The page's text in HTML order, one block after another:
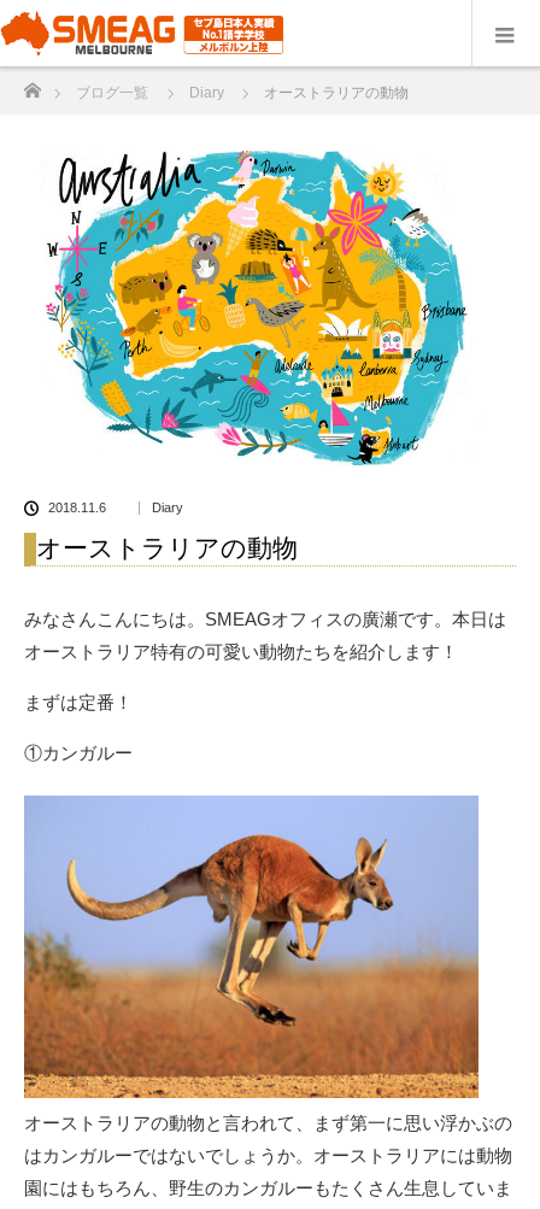
ブログ一覧 Diary オーストラリアの動物
2018.11.6 Diary
オーストラリアの動物
みなさんこんにちは。SMEAGオフィスの廣瀬です。本日は
オーストラリア特有の可愛い動物たちを紹介します！
まずは定番！
①カンガルー
オーストラリアの動物と言われて、まず第一に思い浮かぶの
はカンガルーではないでしょうか。オーストラリアには動物
園にはもちろん、野生のカンガルーもたくさん生息していま